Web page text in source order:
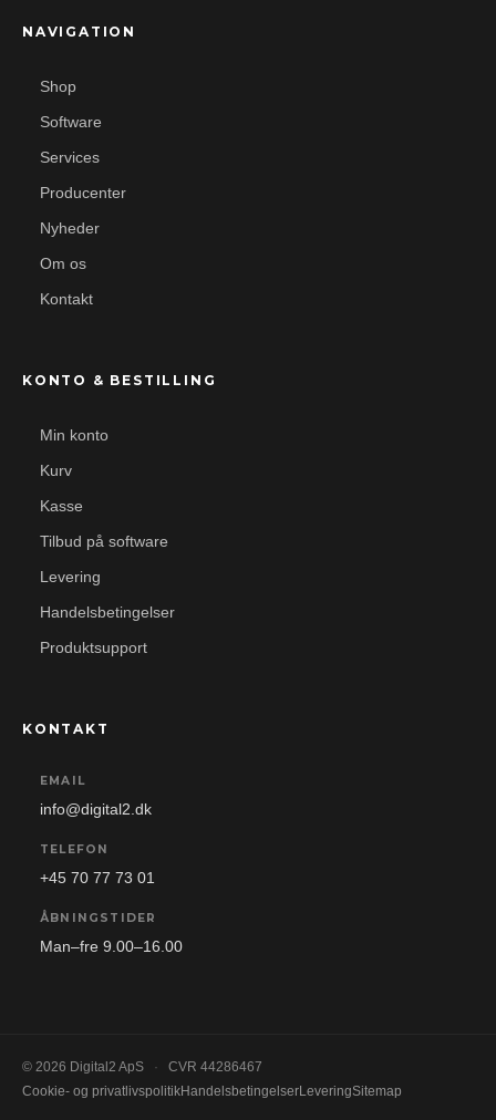
NAVIGATION
Shop
Software
Services
Producenter
Nyheder
Om os
Kontakt
KONTO & BESTILLING
Min konto
Kurv
Kasse
Tilbud på software
Levering
Handelsbetingelser
Produktsupport
KONTAKT
EMAIL
info@digital2.dk
TELEFON
+45 70 77 73 01
ÅBNINGSTIDER
Man–fre 9.00–16.00
© 2026 Digital2 ApS ·
CVR 44286467
Cookie- og privatlivspolitikHandelsbetingelserLeveringSitemap